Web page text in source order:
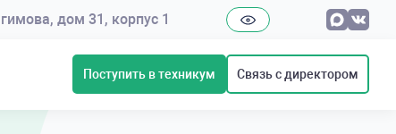
дом 31, корпус 1
Поступить в техникум Связь с директором